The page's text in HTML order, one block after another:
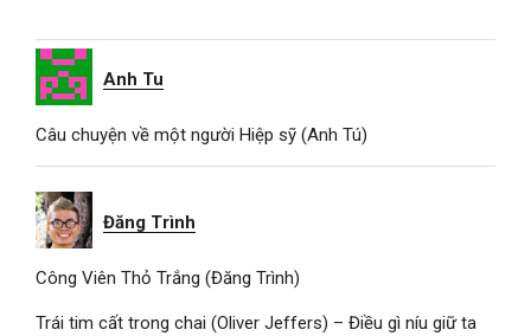
Anh Tu
Câu chuyện về một người Hiệp sỹ (Anh Tú)
Đăng Trình
Công Viên Thỏ Trắng (Đăng Trình)
Trái tim cất trong chai (Oliver Jeffers) – Điều gì níu giữ ta